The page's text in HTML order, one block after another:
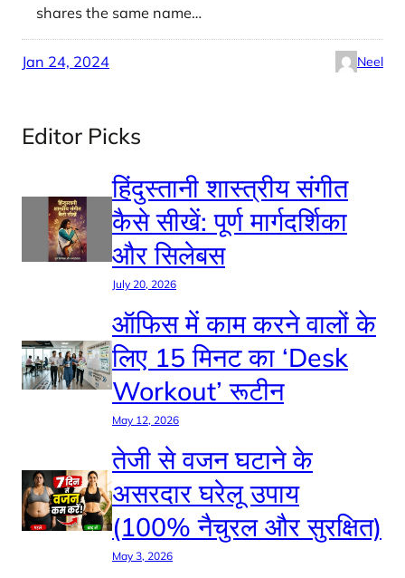
shares the same name…
Jan 24, 2024 Neel
Editor Picks
हिंदुस्तानी शास्त्रीय संगीत
कैसे सीखें: पूर्ण मार्गदर्शिका
और सिलेबस
July 20, 2026
ऑफिस में काम करने वालों के
लिए 15 मिनट का ‘Desk
Workout’ रूटीन
May 12, 2026
तेजी से वजन घटाने के
असरदार घरेलू उपाय
(100% नैचुरल और सुरक्षित)
May 3, 2026